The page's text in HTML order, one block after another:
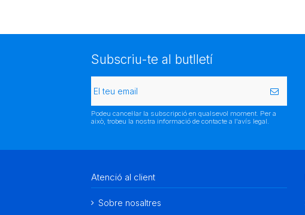
Subscriu-te al butlletí
Podeu cancel·lar la subscripció en qualsevol moment. Per a
això, trobeu la nostra informació de contacte a l'avís legal.
Atenció al client
Sobre nosaltres